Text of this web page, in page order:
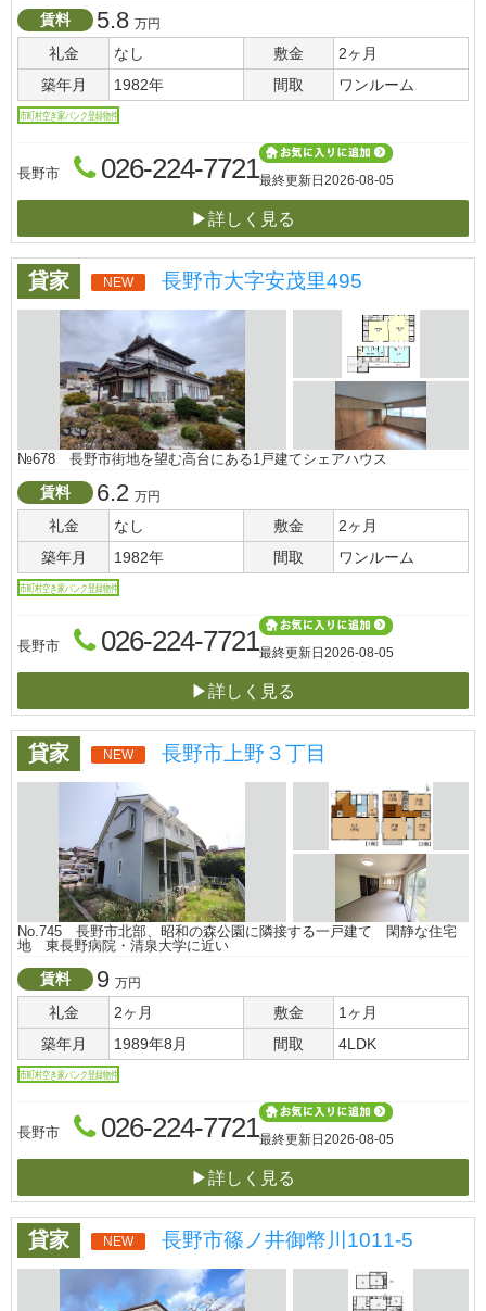
賃料 5.8 万円
礼金 なし 敷金
2ヶ月
築年月
1982年 間取 ワンルーム
市町村空き家バンク登録物件
長野市 026-224-7721最終更新日 2026-08-05
▶詳しく見る
貸家 NEW 長野市大字安茂里495
№678 長野市街地を望む高台にある1戸建てシェアハウス
賃料 6.2 万円
礼金 なし 敷金
2ヶ月
築年月
1982年 間取 ワンルーム
市町村空き家バンク登録物件
長野市 026-224-7721最終更新日 2026-08-05
▶詳しく見る
貸家 NEW 長野市上野３丁目
No.745 長野市北部、昭和の森公園に隣接する一戸建て 閑静な住宅
地 東長野病院・清泉大学に近い
賃料 9 万円
礼金 2ヶ月 敷金
1ヶ月
築年月
1989年8月 間取 4LDK
市町村空き家バンク登録物件
長野市 026-224-7721最終更新日 2026-08-05
▶詳しく見る
貸家 NEW 長野市篠ノ井御幣川1011-5